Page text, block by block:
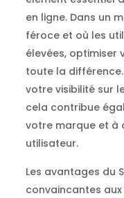
en ligne. Dans un
féroce et où les
élevées, optimiser
toute la
votre visibilité sur
cela contribue
votre marque et à
utilisateur.
Les avantages du
convaincantes